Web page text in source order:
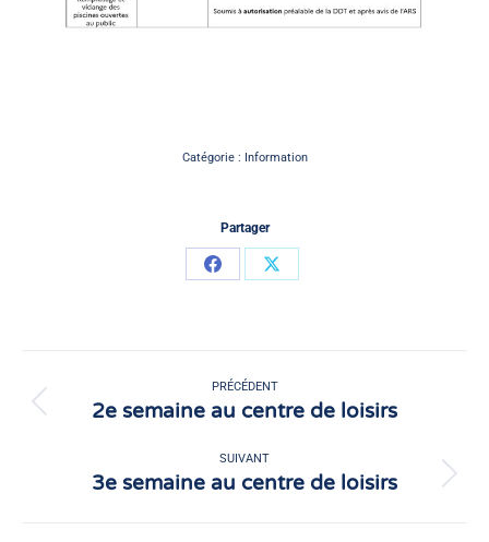
Catégorie : Information
Partager
PartagerPartager
article
PRÉCÉDENT
Article
2e semaine au centre de loisirs
SUIVANT
Article
3e semaine au centre de loisirs